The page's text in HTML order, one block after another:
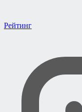
Рейтинг